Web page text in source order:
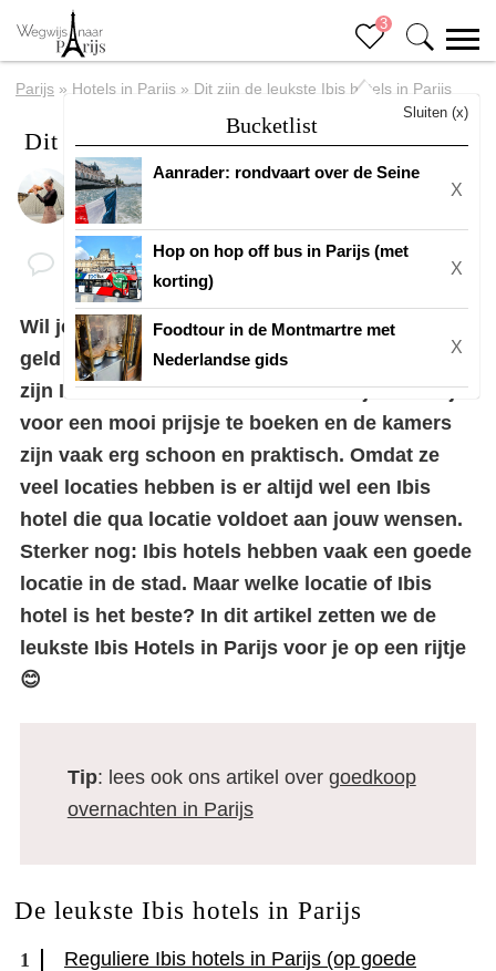
3
Bucketlist
Sluiten (x)
Aanrader: rondvaart over de Seine
X
Hop on hop off bus in Parijs (met
korting)
X
Foodtour in de Montmartre met
Nederlandse gids
X
Parijs » Hotels in Parijs » Dit zijn de leukste Ibis hotels in Parijs
Dit zijn de leukste Ibis hotels in Parijs
DoorEline
Wil jeParijsgaan verkennen, maar niet te veel
geld kwijt zijn aaneen hotelovernachting
? Dan
zijn Ibis hotels ideaal! Deze hotels zijn namelijk
voor een mooi prijsje te boeken en de kamers
zijn vaak erg schoon en praktisch. Omdat ze
veel locaties hebben is er altijd wel een Ibis
hotel die qua locatie voldoet aan jouw wensen.
Sterker nog: Ibis hotels hebben vaak een goede
locatie in de stad. Maar welke locatie of Ibis
hotel is het beste? In dit artikel zetten we de
leukste Ibis Hotels in Parijs voor je op een rijtje
😊
Tip: lees ook ons artikel over goedkoop
overnachten in Parijs
De leukste Ibis hotels in Parijs
Reguliere Ibis hotels in Parijs (op goede